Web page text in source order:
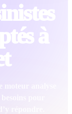
à
analyse
pour
répondre.